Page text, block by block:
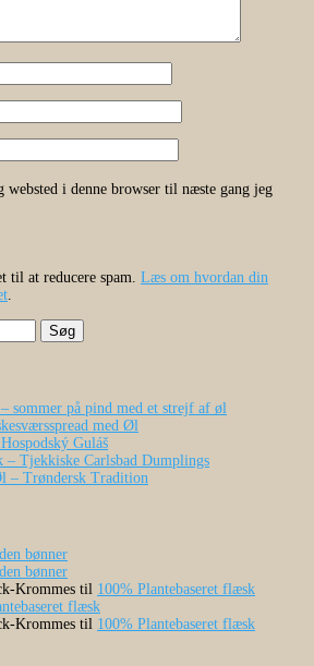
i denne browser til næste gang jeg
til at reducere spam. Læs om hvordan din
.
sommer på pind med et strejf af øl
med Øl
Guláš
Tjekkiske Carlsbad Dumplings
– Trøndersk Tradition
bønner
bønner
Krommes til 100% Plantebaseret flæsk
flæsk
Krommes til 100% Plantebaseret flæsk